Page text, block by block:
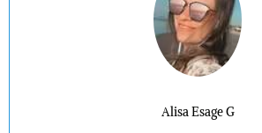
Alisa Esage G